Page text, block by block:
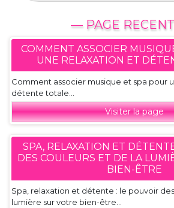
— PAGE
COMMENT ASSOCIER
UNE RELAXATION ET
Comment associer musique et spa pour
détente totale...
Visiter la page
SPA, RELAXATION ET
DES COULEURS ET DE LA
BIEN-ÊTRE
Spa, relaxation et détente : le pouvoir
lumière sur votre bien-être...